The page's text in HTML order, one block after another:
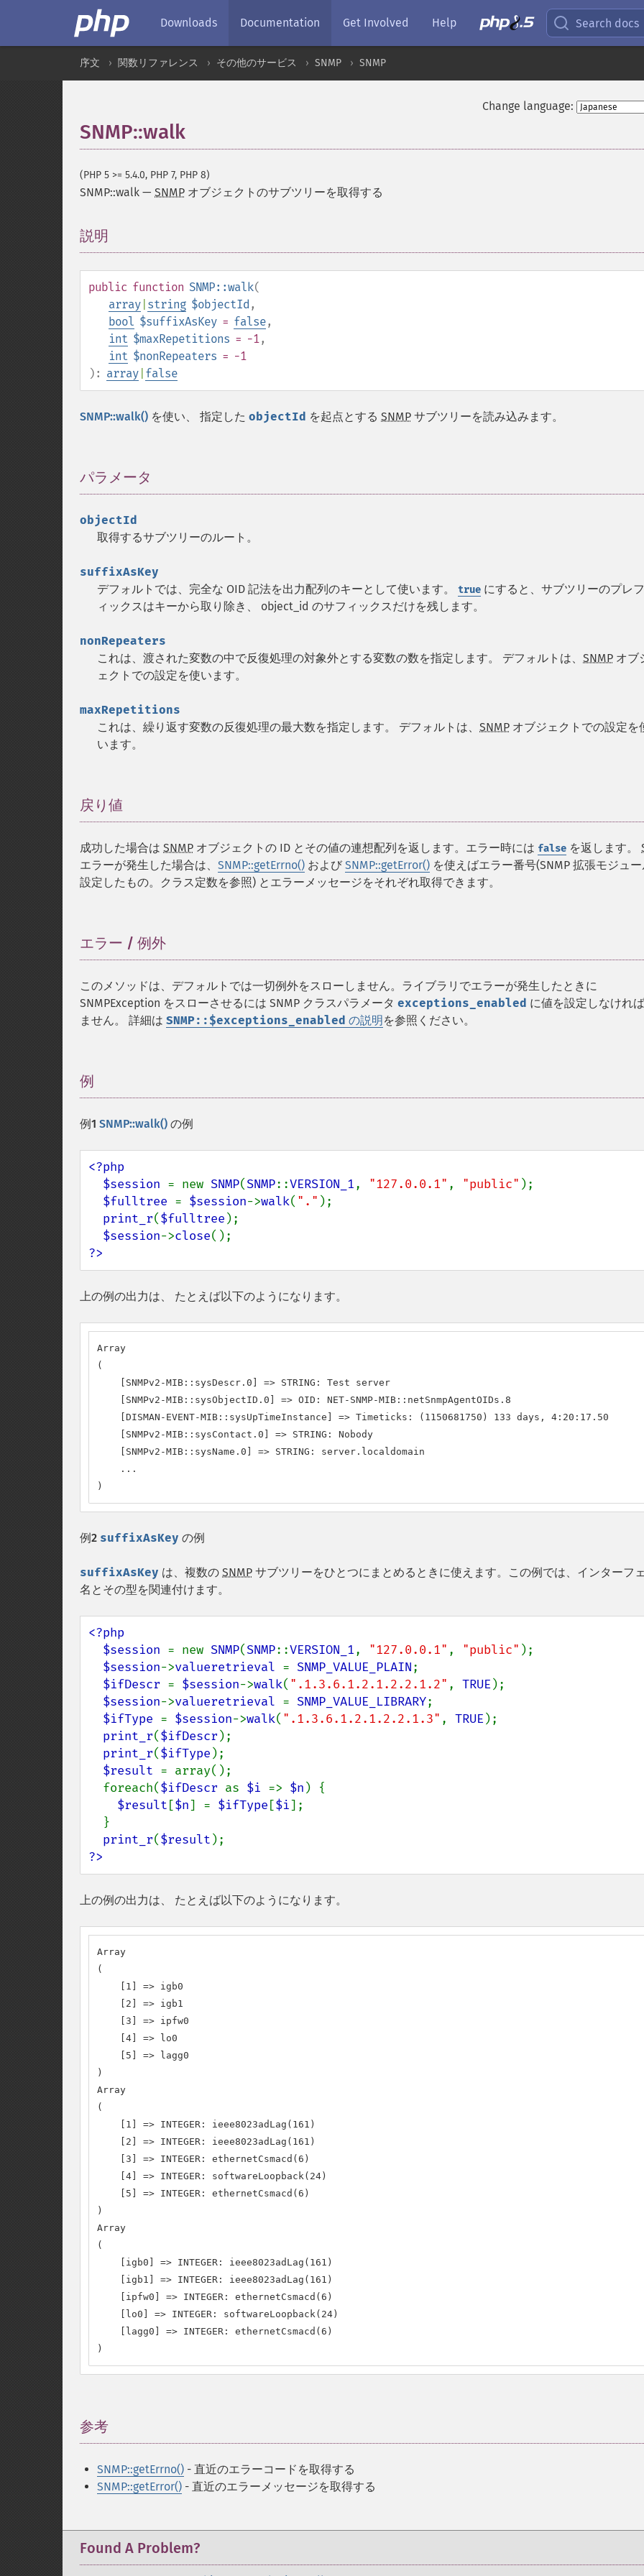
Downloads Documentation Get Involved Help Search docs
序文 関数リファレンス その他のサービス SNMP SNMP
Change language:
SNMP::walk
(PHP 5 >= 5.4.0, PHP 7, PHP 8)
SNMP::walk — SNMP オブジェクトのサブツリーを取得する
説明
public function SNMP::walk(
array string $objectId ,
bool $suffixAsKey = false,
int $maxRepetitions = -1,
int $nonRepeaters = -1
): array false
SNMP::walk() を使い、 指定した objectId を起点とする SNMP サブツリーを読み込みます。
パラメータ
objectId
取得するサブツリーのルート。
suffixAsKey
デフォルトでは、完全な OID 記法を出力配列のキーとして使います。 true にすると、サブツリーのプレフ
ィックスはキーから取り除き、 object_id のサフィックスだけを残します。
nonRepeaters
これは、渡された変数の中で反復処理の対象外とする変数の数を指定します。 デフォルトは、 SNMP オブ
ェクトでの設定を使います。
maxRepetitions
これは、繰り返す変数の反復処理の最大数を指定します。 デフォルトは、 SNMP オブジェクトでの設定を
います。
戻り値
成功した場合は SNMP オブジェクトの ID とその値の連想配列を返します。エラー時には false を返します。
エラーが発生した場合は、 SNMP::getErrno() および SNMP::getError() を使えばエラー番号(SNMP 拡張モジュ
設定したもの。クラス定数を参照) とエラーメッセージをそれぞれ取得できます。
エラー / 例外
このメソッドは、デフォルトでは一切例外をスローしません。ライブラリでエラーが発生したときに
SNMPException をスローさせるには SNMP クラスパラメータ exceptions_enabled に値を設定しなけれ
ません。 詳細は SNMP::$exceptions_enabled の説明を参照ください。
例
例1 SNMP::walk() の例
<?php
  $session
= new SNMP(SNMP::VERSION_1, "127.0.0.1" , "public" );
$fulltree = $session->walk( "." );
print_r($fulltree );
$session->close
?>
上の例の出力は、 たとえば以下のようになります。
Array
(
    [SNMPv2-MIB::sysDescr.0] => STRING: Test server
    [SNMPv2-MIB::sysObjectID.0] => OID: NET-SNMP-MIB::netSnmpAgentOIDs.8
    [DISMAN-EVENT-MIB::sysUpTimeInstance] => Timeticks: (1150681750) 133 days, 4:20:17.50
    [SNMPv2-MIB::sysContact.0] => STRING: Nobody
    [SNMPv2-MIB::sysName.0] => STRING: server.localdomain
    ...
)
例2 suffixAsKey の例
suffixAsKey は、複数の SNMP サブツリーをひとつにまとめるときに使えます。この例では、インターフ
名とその型を関連付けます。
<?php
  $session
= new SNMP(SNMP::VERSION_1, "127.0.0.1" , "public" );
$session->valueretrieval = SNMP_VALUE_PLAIN;
$ifDescr = $session->walk( ".1.3.6.1.2.1.2.2.1.2" , TRUE );
$session->valueretrieval = SNMP_VALUE_LIBRARY;
$ifType = $session->walk( ".1.3.6.1.2.1.2.2.1.3" , TRUE );
print_r($ifDescr );
print_r($ifType );
$result = array();
  foreach(
$ifDescr as $i => $n ) {
$result [$n] = $ifType [$i];
print_r($result
?>
上の例の出力は、 たとえば以下のようになります。
Array
(
    [1] => igb0
    [2] => igb1
    [3] => ipfw0
    [4] => lo0
    [5] => lagg0
)
Array
(
    [1] => INTEGER: ieee8023adLag(161)
    [2] => INTEGER: ieee8023adLag(161)
    [3] => INTEGER: ethernetCsmacd(6)
    [4] => INTEGER: softwareLoopback(24)
    [5] => INTEGER: ethernetCsmacd(6)
)
Array
(
    [igb0] => INTEGER: ieee8023adLag(161)
    [igb1] => INTEGER: ieee8023adLag(161)
    [ipfw0] => INTEGER: ethernetCsmacd(6)
    [lo0] => INTEGER: softwareLoopback(24)
    [lagg0] => INTEGER: ethernetCsmacd(6)
)
参考
SNMP::getErrno() - 直近のエラーコードを取得する
SNMP::getError() - 直近のエラーメッセージを取得する
Found A Problem?